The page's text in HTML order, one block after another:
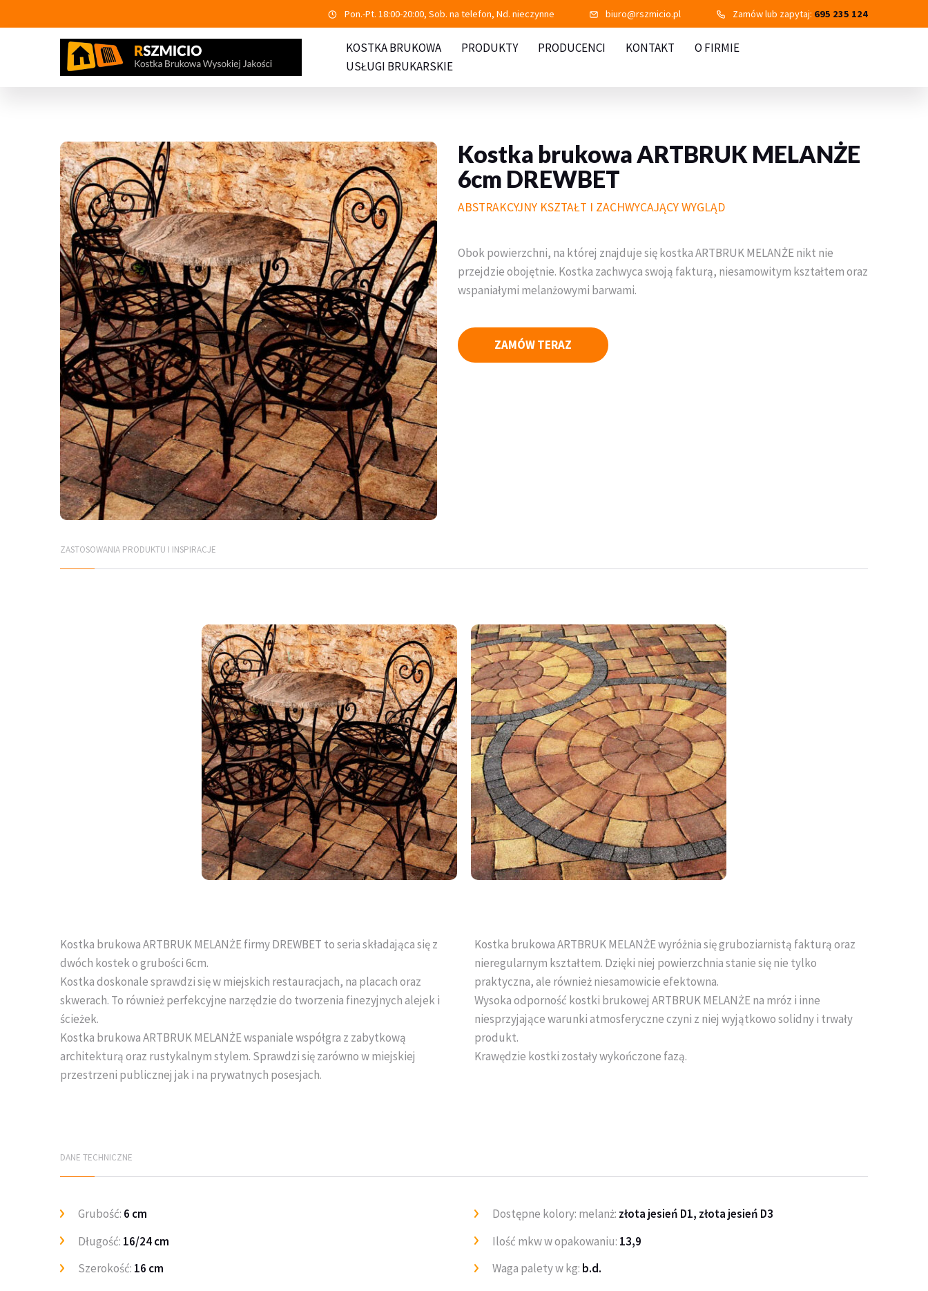
Pon.-Pt. 18:00-20:00, Sob. na telefon, Nd. nieczynne biuro@rszmicio.pl Zamów lub zapytaj: 695 235 124
KOSTKA BRUKOWA PRODUKTY PRODUCENCI KONTAKT
O FIRMIE
USŁUGI BRUKARSKIE
Kostka brukowa ARTBRUK MELANŻE
6cm DREWBET
ABSTRAKCYJNY KSZTAŁT I ZACHWYCAJĄCY WYGLĄD
Obok powierzchni, na której znajduje się kostka ARTBRUK MELANŻE nikt nie
przejdzie obojętnie. Kostka zachwyca swoją fakturą, niesamowitym kształtem oraz
wspaniałymi melanżowymi barwami.
ZAMÓW TERAZ
ZASTOSOWANIA PRODUKTU I INSPIRACJE
Kostka brukowa ARTBRUK MELANŻE firmy DREWBET to seria składająca się z
dwóch kostek o grubości 6cm.
Kostka doskonale sprawdzi się w miejskich restauracjach, na placach oraz
skwerach. To również perfekcyjne narzędzie do tworzenia finezyjnych alejek i
ścieżek.
Kostka brukowa ARTBRUK MELANŻE wspaniale współgra z zabytkową
architekturą oraz rustykalnym stylem. Sprawdzi się zarówno w miejskiej
przestrzeni publicznej jak i na prywatnych posesjach.
Kostka brukowa ARTBRUK MELANŻE wyróżnia się gruboziarnistą fakturą oraz
nieregularnym kształtem. Dzięki niej powierzchnia stanie się nie tylko
praktyczna, ale również niesamowicie efektowna.
Wysoka odporność kostki brukowej ARTBRUK MELANŻE na mróz i inne
niesprzyjające warunki atmosferyczne czyni z niej wyjątkowo solidny i trwały
produkt.
Krawędzie kostki zostały wykończone fazą.
DANE TECHNICZNE
Grubość: 6 cm
Długość: 16/24 cm
Szerokość: 16 cm
Dostępne kolory: melanż: złota jesień D1, złota jesień D3
Ilość mkw w opakowaniu: 13,9
Waga palety w kg: b.d.